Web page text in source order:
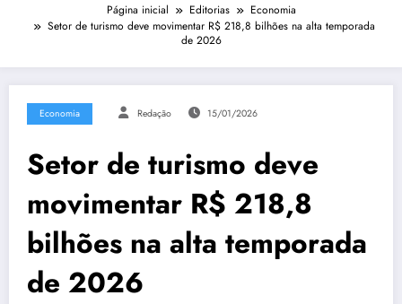
Página inicial Editorias
Economia
Setor de turismo deve movimentar R$ 218,8 bilhões na alta temporada
de 2026
Economia Redação 15/01/2026
Setor de turismo deve
movimentar R$ 218,8
bilhões na alta temporada
de 2026